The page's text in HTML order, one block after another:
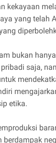
kekayaan
yang telah
bukan
saja,
etika.
berdampak